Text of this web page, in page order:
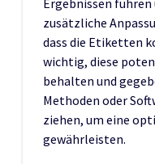
zusätzliche
dass die Etiketten
wichtig, diese
behalten und
Methoden oder
ziehen, um eine
gewährleisten.